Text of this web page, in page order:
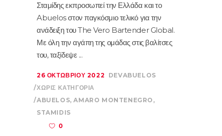
Σταμίδης εκπροσωπεί την Ελλάδα και το
Abuelos στον παγκόσμιο τελικό για την
ανάδειξη του The Vero Bartender Global.
Με όλη την αγάπη της ομάδας στις βαλίτσες
του, ταξίδεψε
26 ΟΚΤΩΒΡΊΟΥ 2022
DEVABUELOS
ΧΩΡΊΣ ΚΑΤΗΓΟΡΊΑ
ABUELOS,AMARO MONTENEGRO ,
STAMIDIS
0